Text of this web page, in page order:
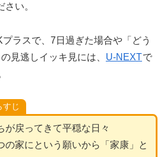
い。
ラスで、7日過ぎた場合や「どう
見逃しイッキ見には、 U-NEXTで
すじ
が戻ってきて平穏な日々
の家にという願いから「家康」と